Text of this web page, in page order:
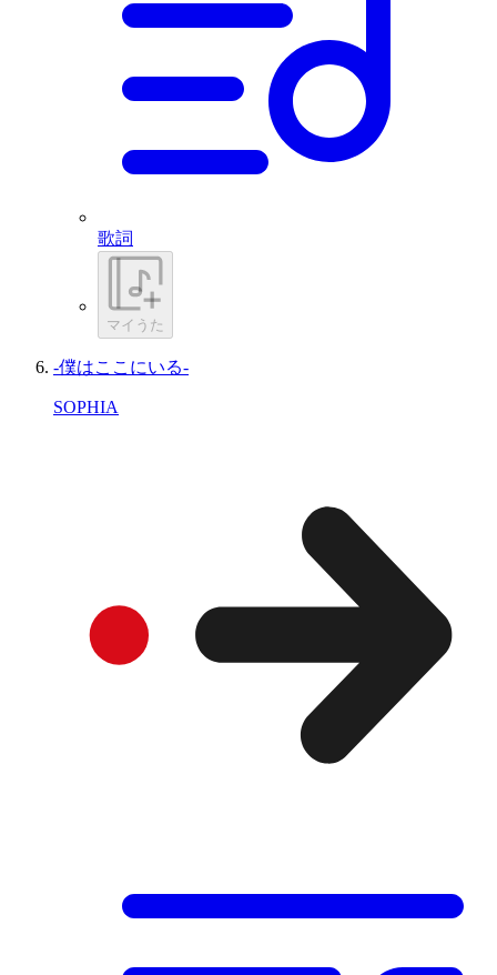
歌詞
マイうた
-僕はここにいる-
SOPHIA